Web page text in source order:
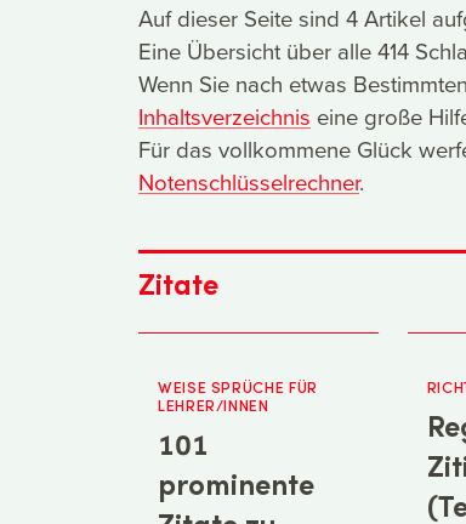
Auf dieser Seite sind 4 Artikel
Eine Übersicht über alle 414
Wenn Sie nach etwas
Inhaltsverzeichnis eine große
Für das vollkommene Glück
Notenschlüsselrechner.
Zitate
WEISE SPRÜCHE FÜR
LEHRER/INNEN
101
prominente